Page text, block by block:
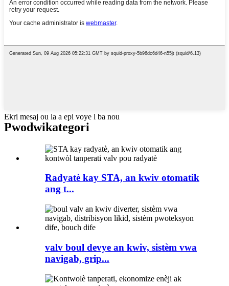
Ekri mesaj ou la a epi voye l ba nou
Pwodwikategori
Radyatè kay STA, an kwiv otomatik
ang t...
valv boul devye an kwiv, sistèm vwa
navigab, grip...